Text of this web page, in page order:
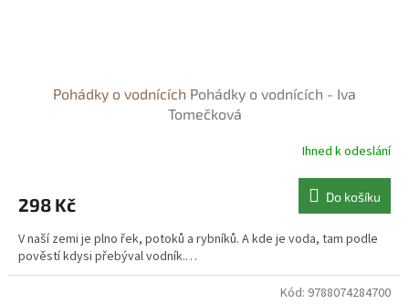
Pohádky o vodnících Pohádky o vodnících - Iva
Tomečková
Ihned k odeslání
298 Kč Do košíku
V naší zemi je plno řek, potoků a rybníků. A kde je voda, tam podle
pověstí kdysi přebýval vodník.…
Kód: 9788074284700